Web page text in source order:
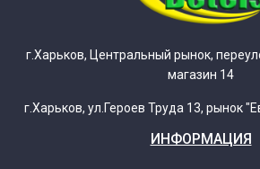
г.Харьков, Центральный рынок,
магазин 14
г.Харьков, ул.Героев Труда 13, рынок
ИНФОРМАЦИЯ